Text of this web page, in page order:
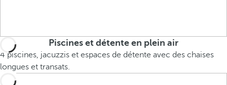
Piscines et détente en plein air
4 piscines, jacuzzis et espaces de détente avec des chaises
longues et transats.